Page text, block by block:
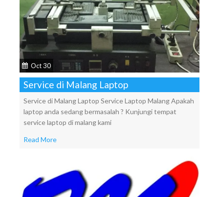
Oct 30
Service di Malang Laptop
Service di Malang Laptop Service Laptop Malang Apakah
laptop anda sedang bermasalah ? Kunjungi tempat
service laptop di malang kami
Read More